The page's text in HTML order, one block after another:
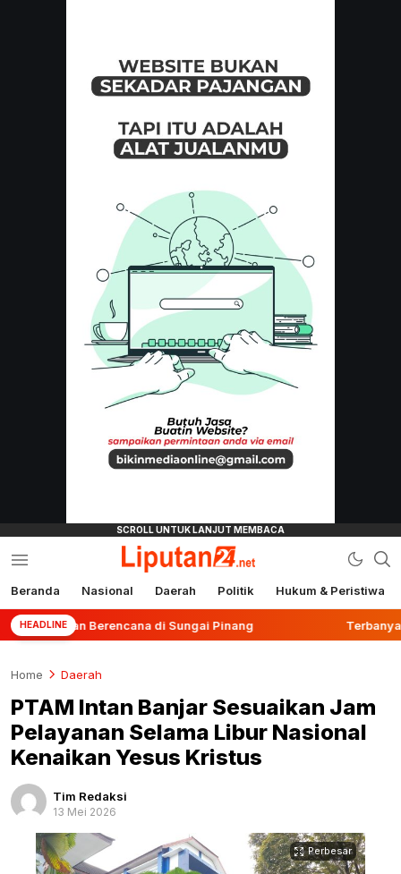
liputan24.net
Beranda Nasional Daerah Politik Hukum & Peristiwa
HEADLINE
Berencana di Sungai Pinang Terbanyak se-
Home Daerah
PTAM Intan Banjar Sesuaikan Jam
Pelayanan Selama Libur Nasional
Kenaikan Yesus Kristus
Tim Redaksi
13 Mei 2026
Perbesar